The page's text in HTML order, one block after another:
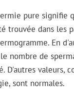
pure signifie
trouvée dans les
En
nombre de
D'autres valeurs,
sont normales.